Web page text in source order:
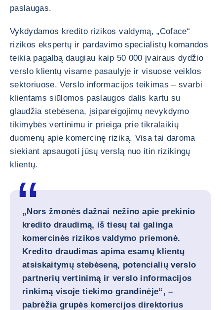
paslaugas.
Vykdydamos kredito rizikos valdymą, „Coface“
rizikos ekspertų ir pardavimo specialistų komandos
teikia pagalbą daugiau kaip 50 000 įvairaus dydžio
verslo klientų visame pasaulyje ir visuose veiklos
sektoriuose. Verslo informacijos teikimas – svarbi
klientams siūlomos paslaugos dalis kartu su
glaudžia stebėsena, įsipareigojimų nevykdymo
tikimybės vertinimu ir prieiga prie tikralaikių
duomenų apie komercinę riziką. Visa tai daroma
siekiant apsaugoti jūsų verslą nuo itin rizikingų
klientų.
„Nors žmonės dažnai nežino apie prekinio
kredito draudimą, iš tiesų tai galinga
komercinės rizikos valdymo priemonė.
Kredito draudimas apima esamų klientų
atsiskaitymų stebėseną, potencialių verslo
partnerių vertinimą ir verslo informacijos
rinkimą visoje tiekimo grandinėje“, –
pabrėžiagrupės komercijos direktorius